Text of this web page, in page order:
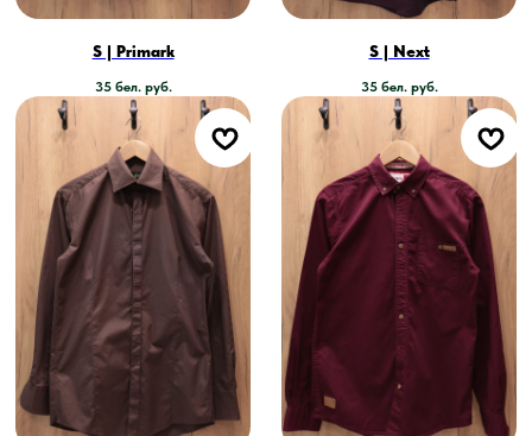
S | Primark
35 бел. руб.
S | Next
35 бел. руб.